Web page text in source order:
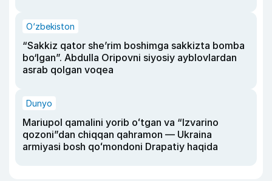
O‘zbekiston
“Sakkiz qator she’rim boshimga sakkizta bomba
bo‘lgan”. Abdulla Oripovni siyosiy ayblovlardan
asrab qolgan voqea
Dunyo
Mariupol qamalini yorib oʻtgan va “Izvarino
qozoni”dan chiqqan qahramon — Ukraina
armiyasi bosh qoʻmondoni Drapatiy haqida